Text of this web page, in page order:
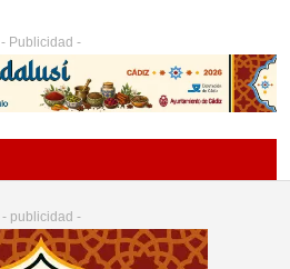
- Publicidad -
- publicidad -